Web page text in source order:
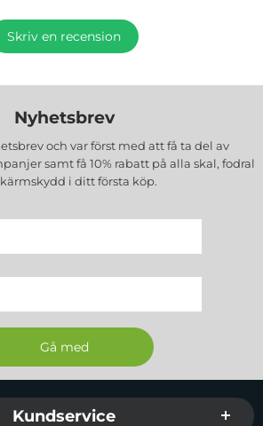
Skriv en recension
Nyhetsbrev
och var först med att få ta del av
samt få 10% rabatt på alla skal, fodral
i ditt första köp.
info och länkar
Kundservice